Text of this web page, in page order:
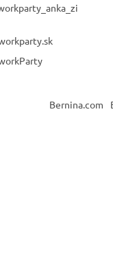
Bernina.com